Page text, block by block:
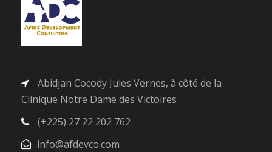
Abidjan Cocody Jules Vernes, à côté de la
Clinique Notre Dame des Victoires
(+225) 27 22 202 762
info@afdevco.com